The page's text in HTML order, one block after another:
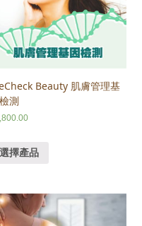
Beauty 肌膚管理基
測
選擇產品